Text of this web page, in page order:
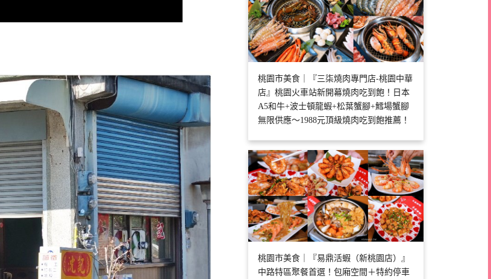
桃園市美食｜『三柒燒肉專門店-桃園中華
店』桃園火車站新開幕燒肉吃到飽！日本
A5和牛+波士頓龍蝦+松葉蟹腳+鱈場蟹腳
無限供應～1988元頂級燒肉吃到飽推薦！
桃園市美食｜『易鼎活蝦（新桃園店）』
中路特區聚餐首選！包廂空間＋特約停車